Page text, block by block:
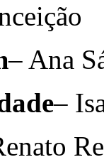
– Ana
–